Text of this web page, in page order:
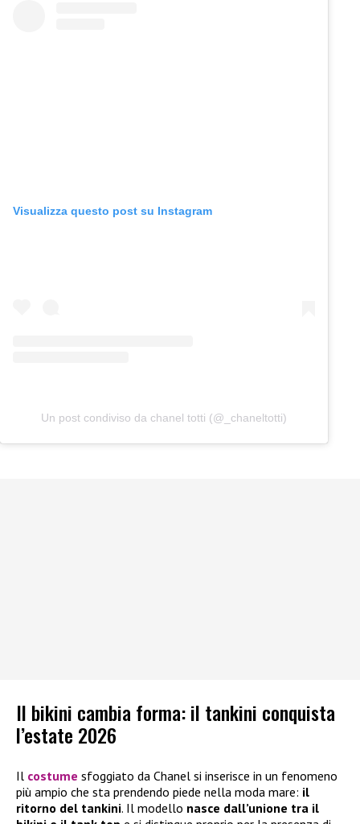
Visualizza questo post su Instagram
Un post condiviso da chanel totti (@_chaneltotti)
Il bikini cambia forma: il tankini conquista
l’estate 2026
Il costume sfoggiato da Chanel si inserisce in un fenomeno
più ampio che sta prendendo piede nella moda mare: il
ritorno del tankini. Il modello nasce dall’unione tra il